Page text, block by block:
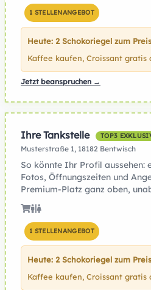
1 STELLENANGEBOT
Heute: 2 Schokoriegel zum
Kaffee kaufen, Croissant gratis
Jetzt beanspruchen →
Ihre Tankstelle TOP3
Musterstraße 1, 18182 Bentwisch
So könnte Ihr Profil aussehen:
Fotos, Öffnungszeiten und
Premium-Platz ganz oben,
1 STELLENANGEBOT
Heute: 2 Schokoriegel zum
Kaffee kaufen, Croissant gratis